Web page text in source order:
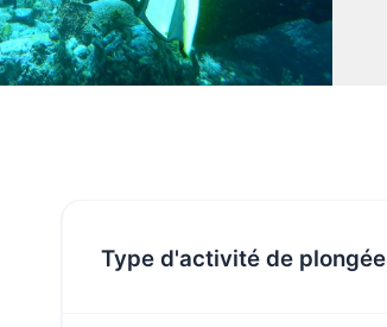
Type d'activité de plongée